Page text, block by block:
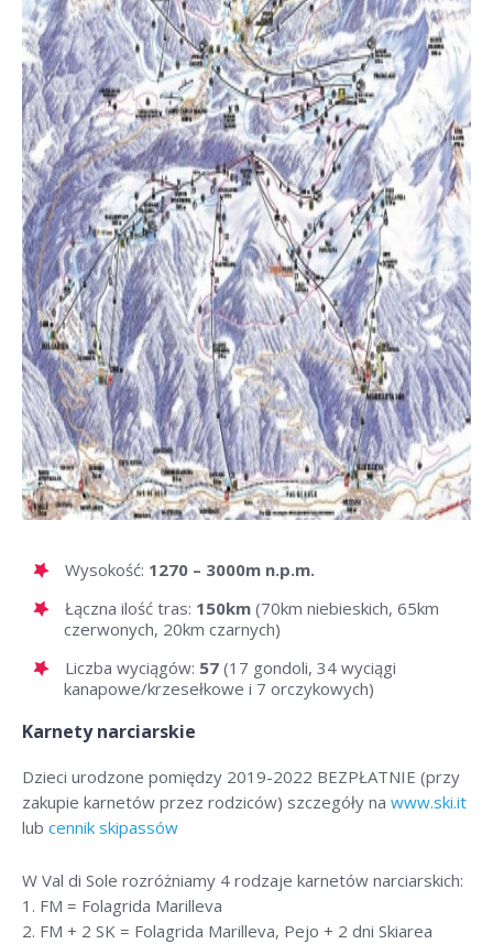
Wysokość: 1270 – 3000m n.p.m.
Łączna ilość tras: 150km (70km niebieskich, 65km
czerwonych, 20km czarnych)
Liczba wyciągów: 57 (17 gondoli, 34 wyciągi
kanapowe/krzesełkowe i 7 orczykowych)
Karnety narciarskie
Dzieci urodzone pomiędzy 2019-2022 BEZPŁATNIE (przy
zakupie karnetów przez rodziców) szczegóły na www.ski.it
lub cennik skipassów
W Val di Sole rozróżniamy 4 rodzaje karnetów narciarskich:
1. FM = Folagrida Marilleva
2. FM + 2 SK = Folagrida Marilleva, Pejo + 2 dni Skiarea